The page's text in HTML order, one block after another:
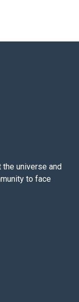
universe and
to face